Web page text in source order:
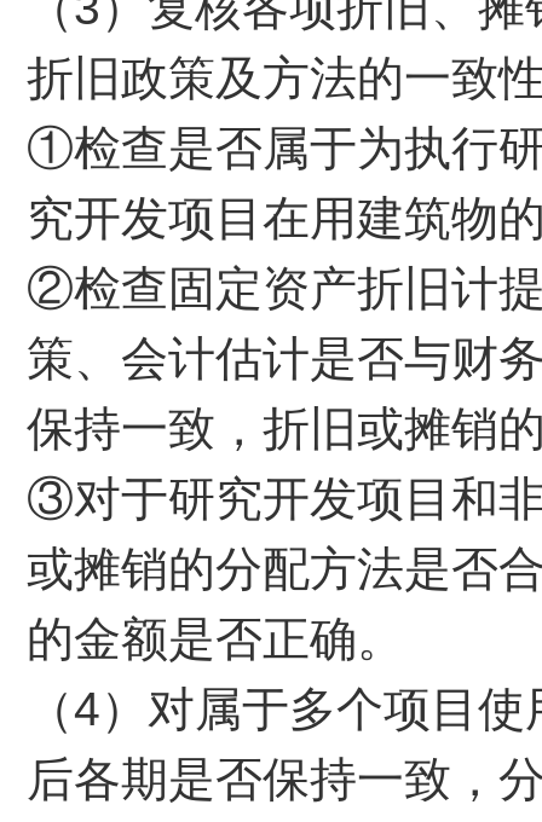
折旧政策及方法的一致
①检查是否属于为执行
究开发项目在用建筑物
②检查固定资产折旧计
策、会计估计是否与财
保持一致，折旧或摊销
③对于研究开发项目和
或摊销的分配方法是否
的金额是否正确。
（4）对属于多个项目
后各期是否保持一致，